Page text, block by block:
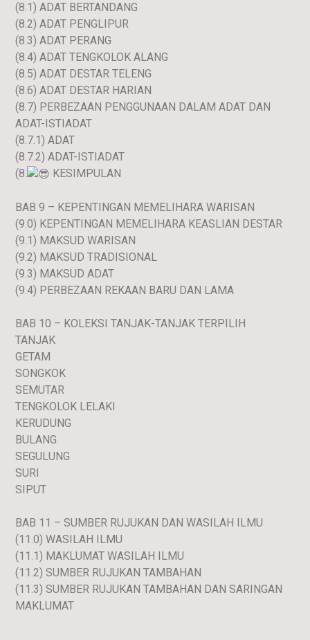
(8.1) ADAT BERTANDANG
(8.2) ADAT PENGLIPUR
(8.3) ADAT PERANG
(8.4) ADAT TENGKOLOK ALANG
(8.5) ADAT DESTAR TELENG
(8.6) ADAT DESTAR HARIAN
(8.7) PERBEZAAN PENGGUNAAN DALAM ADAT DAN
ADAT-ISTIADAT
(8.7.1) ADAT
(8.7.2) ADAT-ISTIADAT
(8.
KESIMPULAN
BAB 9 – KEPENTINGAN MEMELIHARA WARISAN
(9.0) KEPENTINGAN MEMELIHARA KEASLIAN DESTAR
(9.1) MAKSUD WARISAN
(9.2) MAKSUD TRADISIONAL
(9.3) MAKSUD ADAT
(9.4) PERBEZAAN REKAAN BARU DAN LAMA
BAB 10 – KOLEKSI TANJAK-TANJAK TERPILIH
TANJAK
GETAM
SONGKOK
SEMUTAR
TENGKOLOK LELAKI
KERUDUNG
BULANG
SEGULUNG
SURI
SIPUT
BAB 11 – SUMBER RUJUKAN DAN WASILAH ILMU
(11.0) WASILAH ILMU
(11.1) MAKLUMAT WASILAH ILMU
(11.2) SUMBER RUJUKAN TAMBAHAN
(11.3) SUMBER RUJUKAN TAMBAHAN DAN SARINGAN
MAKLUMAT